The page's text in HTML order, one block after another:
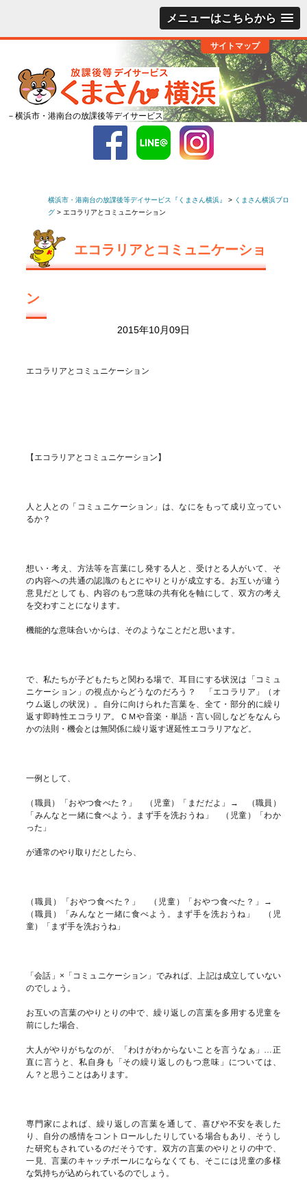
メニューはこちらから
サイトマップ
－横浜市・港南台の放課後等デイサービス
横浜市・港南台の放課後等デイサービス『くまさん横浜』 > くまさん横浜ブロ
グ > エコラリアとコミュニケーション
エコラリアとコミュニケーショ
ン
2015年10月09日
エコラリアとコミュニケーション
【エコラリアとコミュニケーション】
人と人との「コミュニケーション」は、なにをもって成り立ってい
るか？
想い・考え、方法等を言葉にし発する人と、受けとる人がいて、そ
の内容への共通の認識のもとにやりとりが成立する。お互いが違う
意見だとしても、内容のもつ意味の共有化を軸にして、双方の考え
を交わすことになります。
機能的な意味合いからは、そのようなことだと思います。
で、私たちが子どもたちと関わる場で、耳目にする状況は「コミュ
ニケーション」の視点からどうなのだろう？ 「エコラリア」（オ
ウム返しの状況）。自分に向けられた言葉を、全て・部分的に繰り
返す即時性エコラリア。ＣＭや音楽・単語・言い回しなどをなんら
かの法則・機会とは無関係に繰り返す遅延性エコラリアなど。
一例として、
（職員）「おやつ食べた？」 （児童）「まだだよ」→ （職員）
「みんなと一緒に食べよう。まず手を洗おうね」 （児童）「わか
った」
が通常のやり取りだとしたら、
（職員）「おやつ食べた？」 （児童）「おやつ食べた？」→
（職員）「みんなと一緒に食べよう。まず手を洗おうね」 （児
童）「まず手を洗おうね」
「会話」×「コミュニケーション」でみれば、上記は成立していない
のでしょう。
お互いの言葉のやりとりの中で、繰り返しの言葉を多用する児童を
前にした場合、
大人がやりがちなのが、「わけがわからないことを言うなぁ」…正
直に言うと、私自身も「その繰り返しのもつ意味」については、
ん？と思うことはあります。
専門家によれば、繰り返しの言葉を通して、喜びや不安を表した
り、自分の感情をコントロールしたりしている場合もあり、そうし
た研究もされているのだそうです。双方の言葉のやりとりの中で、
一見、言葉のキャッチボールにならなくても、そこには児童の多様
な気持ちが込められているのでしょう。